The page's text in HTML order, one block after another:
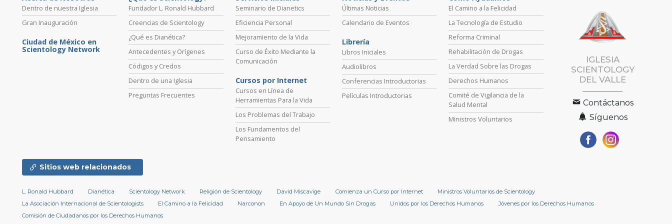
Dentro de nuestra Iglesia
Gran Inauguración
Ciudad de México en
Scientology Network
Fundador L. Ronald Hubbard
Creencias de Scientology
¿Qué es Dianética?
Antecedentes y Orígenes
Códigos y Credos
Dentro de una Iglesia
Preguntas Frecuentes
Seminario de Dianetics
Eficiencia Personal
Mejoramiento de la Vida
Curso de Éxito Mediante la
Comunicación
Cursos por Internet
Cursos en Línea de
Herramientas Para la Vida
Los Problemas del Trabajo
Los Fundamentos del
Pensamiento
Últimas Noticias
Calendario de Eventos
Librería
Libros Iniciales
Audiolibros
Conferencias Introductorias
Películas Introductorias
El Camino a la Felicidad
La Tecnología de Estudio
Reforma Criminal
Rehabilitación de Drogas
La Verdad Sobre las Drogas
Derechos Humanos
Comité de Vigilancia de la
Salud Mental
Ministros Voluntarios
IGLESIA
SCIENTOLOGY
DEL VALLE
Contáctanos
Síguenos
Sitios web relacionados
L. Ronald Hubbard Dianética Scientology Network Religión de Scientology David Miscavige Comienza un Curso por Internet
Ministros Voluntarios de Scientology
La Asociación Internacional de Scientologists
El Camino a la Felicidad Narconon En Apoyo de Un Mundo Sin Drogas Unidos por los Derechos Humanos
Jóvenes por los Derechos Humanos
Comisión de Ciudadanos por los Derechos Humanos